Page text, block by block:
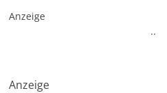
Anzeige
..
Anzeige